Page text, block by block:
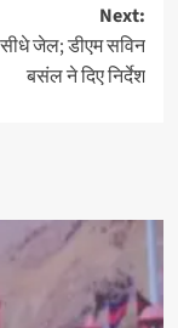
Next:
जेल; डीएम सविन
बसंल ने दिए निर्देश